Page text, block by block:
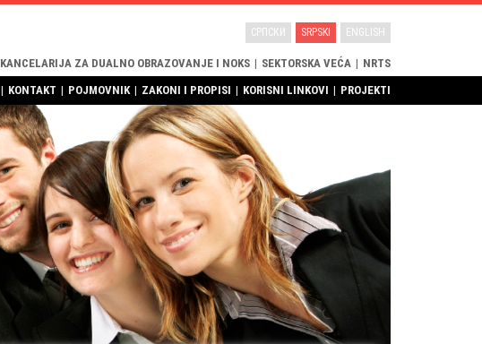
KANCELARIJA ZA DUALNO OBRAZOVANJE I NOKS | SEKTORSKA VEĆA | NRTS
СРПСКИ SRPSKI ENGLISH
| KONTAKT | POJMOVNIK | ZAKONI I PROPISI | KORISNI LINKOVI | PROJEKTI